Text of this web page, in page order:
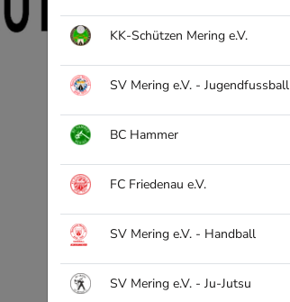
KK-Schützen Mering e.V.
SV Mering e.V. - Jugendfussball
BC Hammer
FC Friedenau e.V.
SV Mering e.V. - Handball
SV Mering e.V. - Ju-Jutsu